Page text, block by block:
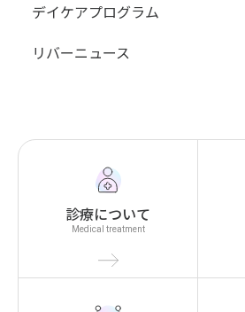
デイケアプログラム
リバーニュース
診療について
Medical treatment